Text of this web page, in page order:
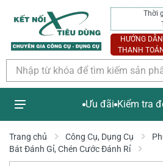
Thời
HƯỚNG DẪN
THANH
Ưu đãi Kiểm tra
Trang chủ Công Cụ, Dụng Cụ
Bát Đánh Gỉ, Chén Cước Đánh Rỉ